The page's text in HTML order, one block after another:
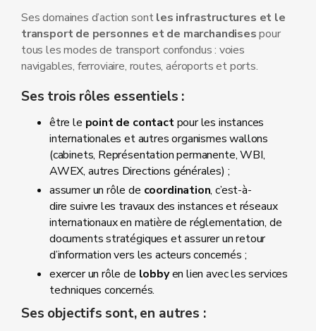
Ses domaines d’action sontles infrastructures et le
transport de personnes et de marchandisespour
tous les modes de transport confondus : voies
navigables, ferroviaire, routes, aéroports et ports.
Ses trois rôles essentiels :
être le point de contactpour les instances
internationales et autres organismes wallons
(cabinets, Représentation permanente, WBI,
AWEX, autres Directions générales) ;
assumer un rôle de coordination, c’est-à-
dire suivre les travaux des instances et réseaux
internationaux en matière de réglementation, de
documents stratégiques et assurer un retour
d’information vers les acteurs concernés ;
exercer un rôle de lobbyen lien avec les services
techniques concernés.
Ses objectifs sont, en autres :